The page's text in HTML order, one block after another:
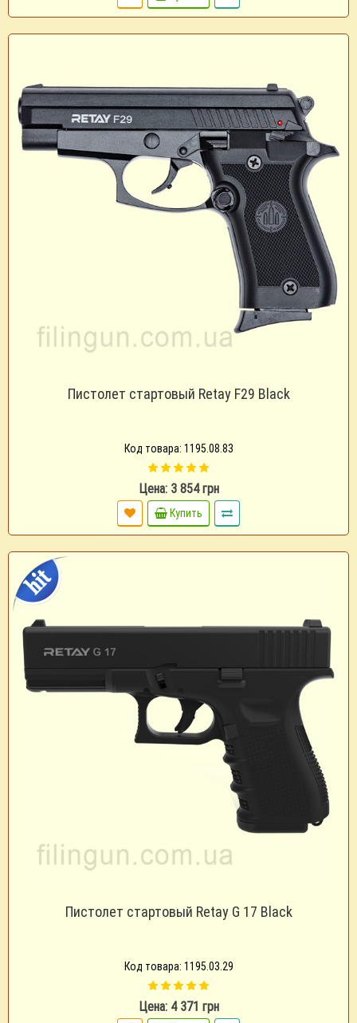
Пистолет стартовый Retay F29 Black
Код товара: 1195.08.83
Цена: 3 854 грн
Купить
Пистолет стартовый Retay G 17 Black
Код товара: 1195.03.29
Цена: 4 371 грн